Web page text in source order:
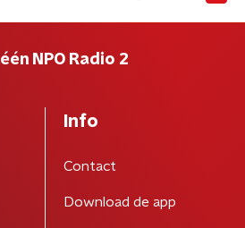
NPO Radio 2
Info
Contact
Download de app